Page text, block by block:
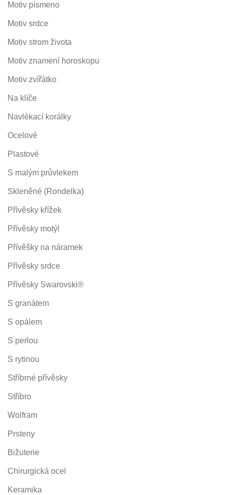
Motiv písmeno
Motiv srdce
Motiv strom života
Motiv znamení horoskopu
Motiv zvířátko
Na klíče
Navlékací korálky
Ocelové
Plastové
S malým průvlekem
Skleněné (Rondelka)
Přívěsky křížek
Přívěsky motýl
Přívěšky na náramek
Přívěsky srdce
Přívěsky Swarovski®
S granátem
S opálem
S perlou
S rytinou
Stříbrné přívěsky
Stříbro
Wolfram
Prsteny
Bižuterie
Chirurgická ocel
Keramika